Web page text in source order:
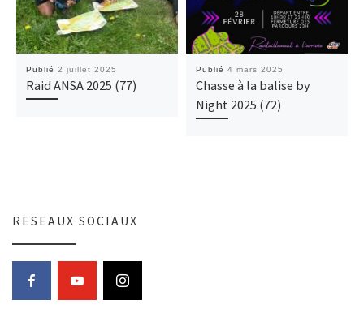
Publié 2 juillet 2025
Raid ANSA 2025 (77)
Publié 4 mars 2025
Chasse à la balise by
Night 2025 (72)
RESEAUX SOCIAUX